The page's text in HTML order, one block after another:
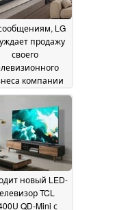
LG
продажу
своего
компании
28 May 2026
новый LED-
TCL
QD-Mini с